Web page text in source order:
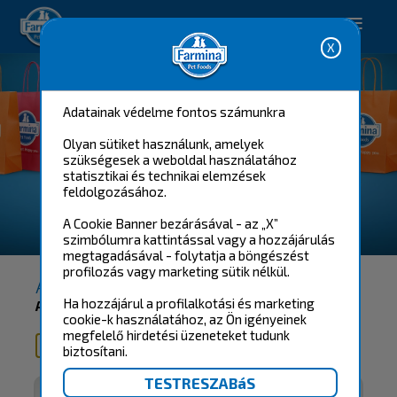
Adatainak védelme fontos számunkra
Olyan sütiket használunk, amelyek
szükségesek a weboldal használatához
statisztikai és technikai elemzések
feldolgozásához.
A Cookie Banner bezárásával - az „X”
szimbólumra kattintással vagy a hozzájárulás
megtagadásával - folytatja a böngészést
profilozás vagy marketing sütik nélkül.
Ha hozzájárul a profilalkotási és marketing
cookie-k használatához, az Ön igényeinek
megfelelő hirdetési üzeneteket tudunk
biztosítani.
Happy pet. Happy you.
AZ ÖN KOSARA
AZ ÖN KOSARA
Az Ön kosara jelenleg üres.
FARMINA ESHOP